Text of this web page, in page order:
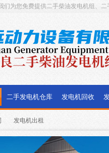
们为您免费提供二手柴油发电机组、
二手发电机仓库 发电机回收
发电机出租